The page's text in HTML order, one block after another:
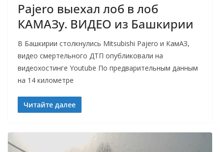
Pajero выехал лоб в лоб
КАМАЗу. ВИДЕО из Башкирии
В Башкирии столкнулись Mitsubishi Pajero и КамАЗ,
видео смертельного ДТП опубликовали на
видеохостинге Youtube По предварительным данным
на 14 километре
Читайте далее